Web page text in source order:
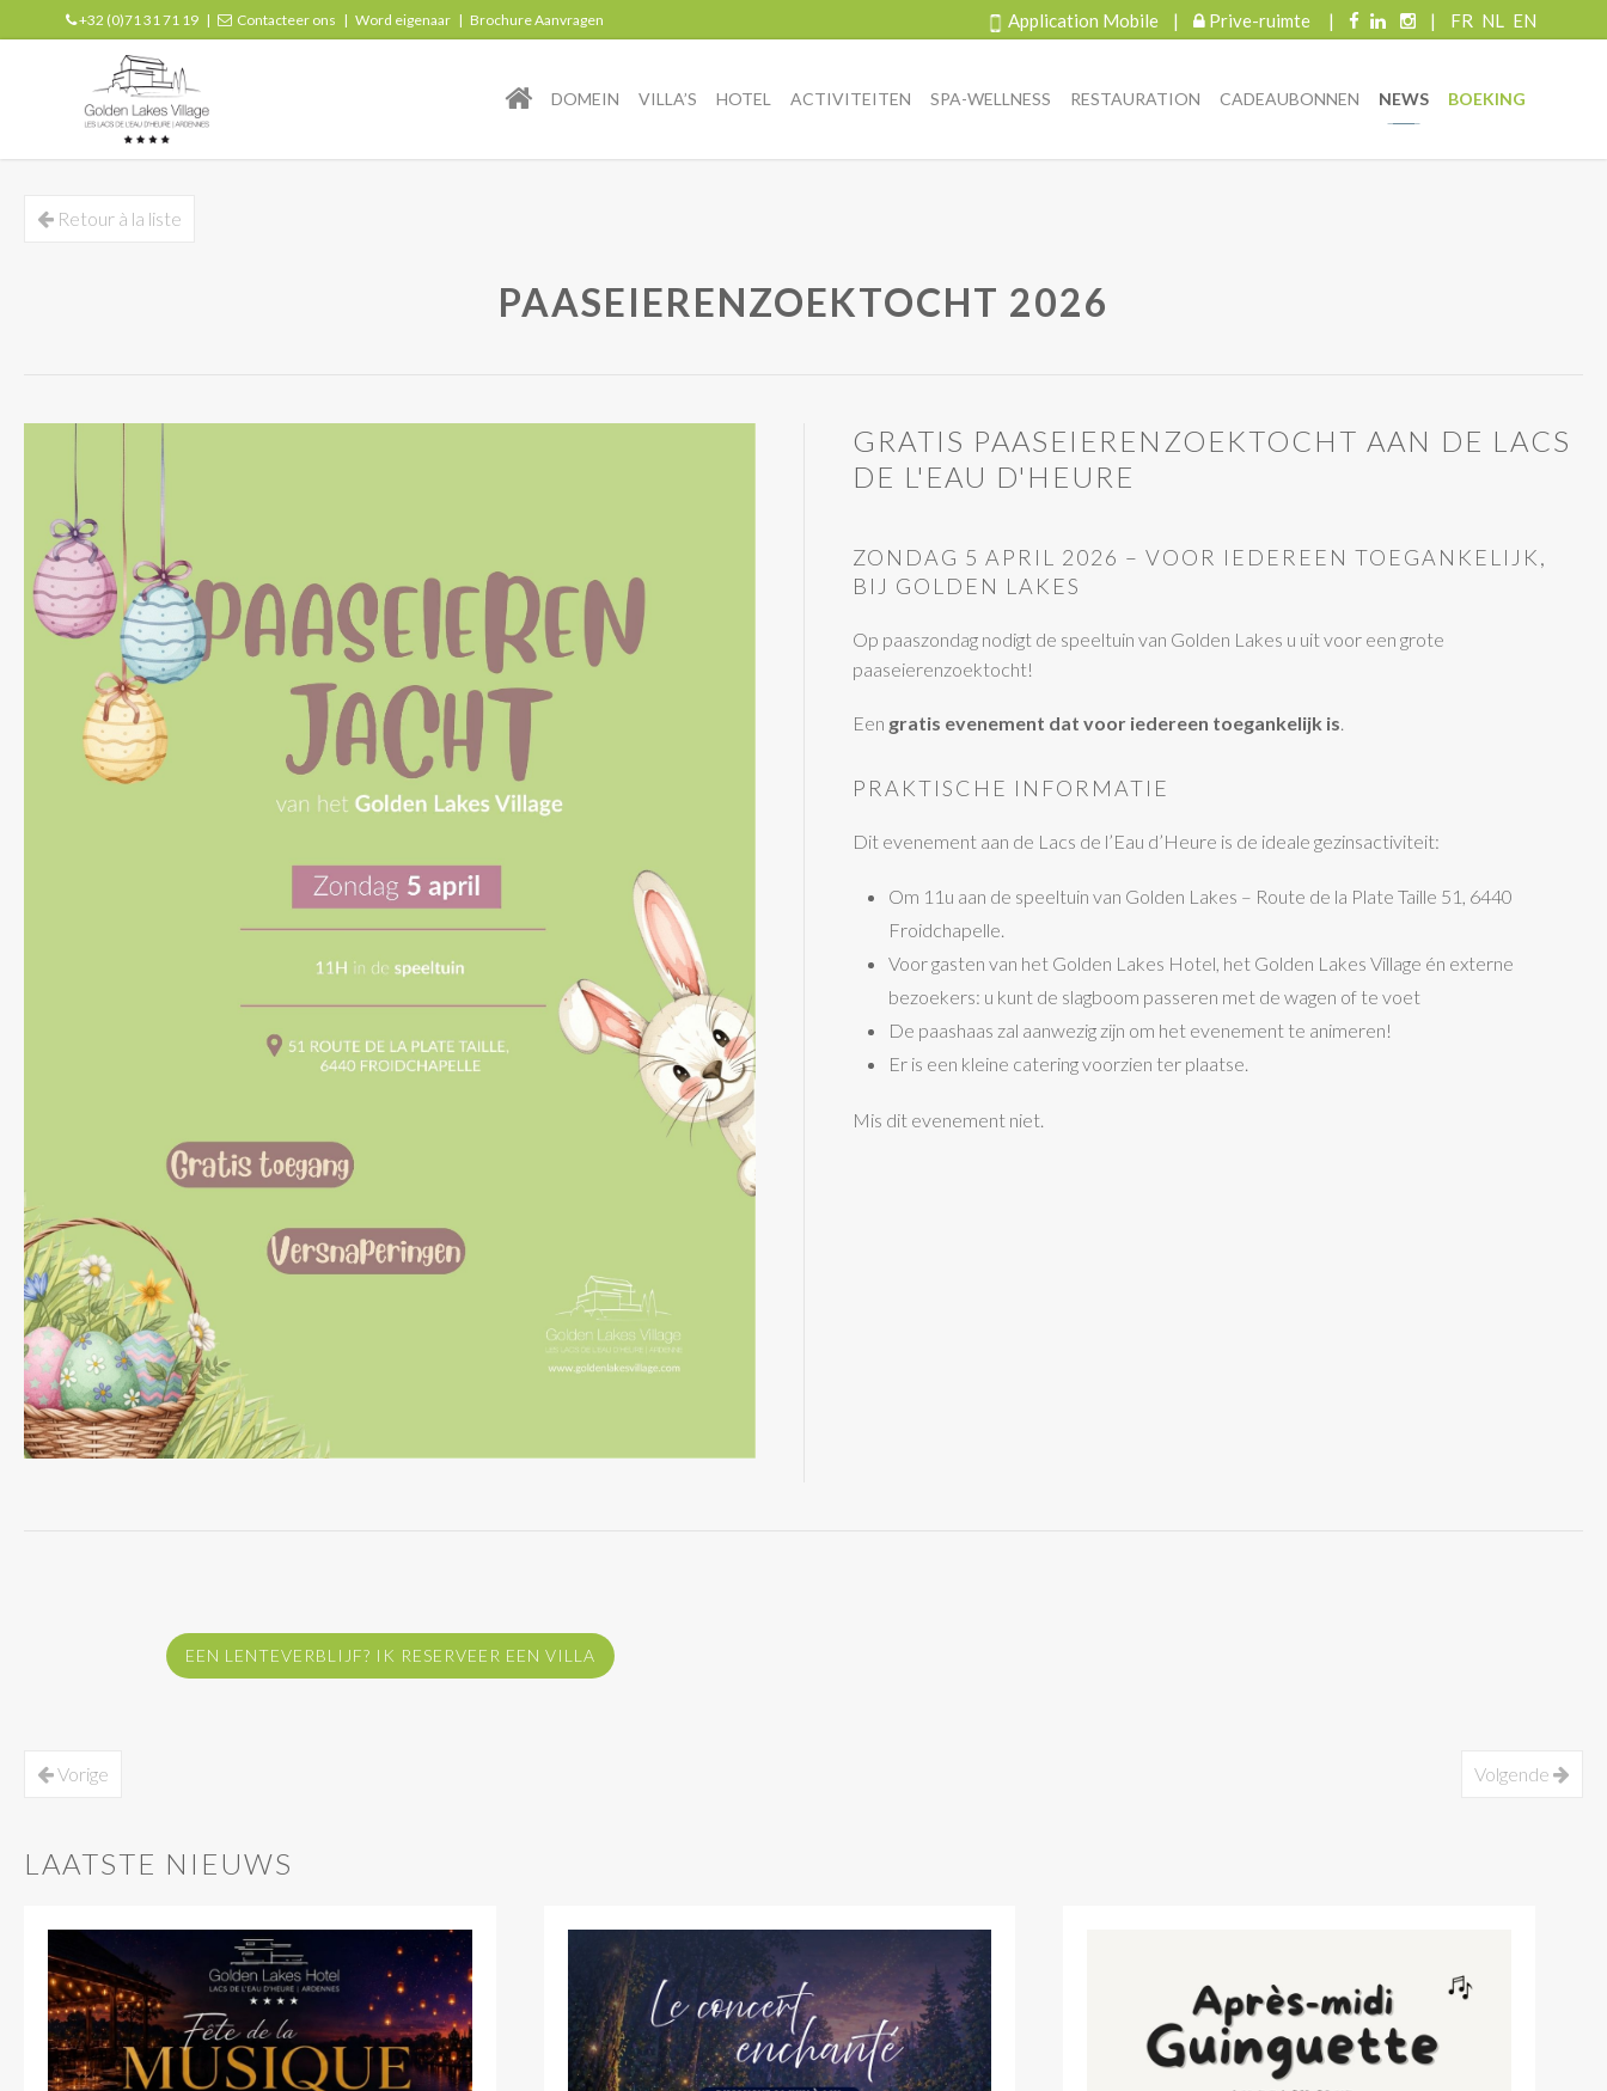
+32 (0)71 31 71 19 | Contacteer ons | Word eigenaar | Brochure Aanvragen
| r
Application Mobile | Prive-ruimte | | FR NL EN
DOMEIN VILLA’S HOTEL ACTIVITEITEN SPA-WELLNESS RESTAURATION CADEAUBONNEN NEWS BOEKING
Retour à la liste
PAASEIERENZOEKTOCHT 2026
GRATIS PAASEIERENZOEKTOCHT AAN DE LACS
DE L'EAU D'HEURE
ZONDAG 5 APRIL 2026 – VOOR IEDEREEN TOEGANKELIJK,
BIJ GOLDEN LAKES
Op paaszondag nodigt de speeltuin van Golden Lakes u uit voor een grote
paaseierenzoektocht!
Een gratis evenement dat voor iedereen toegankelijk is.
PRAKTISCHE INFORMATIE
Dit evenement aan de Lacs de l’Eau d’Heure is de ideale gezinsactiviteit:
Om 11u aan de speeltuin van Golden Lakes – Route de la Plate Taille 51, 6440
Froidchapelle.
Voor gasten van het Golden Lakes Hotel, het Golden Lakes Village én externe
bezoekers: u kunt de slagboom passeren met de wagen of te voet
De paashaas zal aanwezig zijn om het evenement te animeren!
Er is een kleine catering voorzien ter plaatse.
Mis dit evenement niet.
EEN LENTEVERBLIJF? IK RESERVEER EEN VILLA
Vorige Volgende
LAATSTE NIEUWS